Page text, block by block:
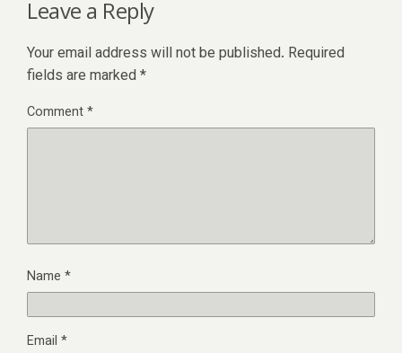
Leave a Reply
Your email address will not be published. Required
fields are marked *
Comment*
Name *
Email *